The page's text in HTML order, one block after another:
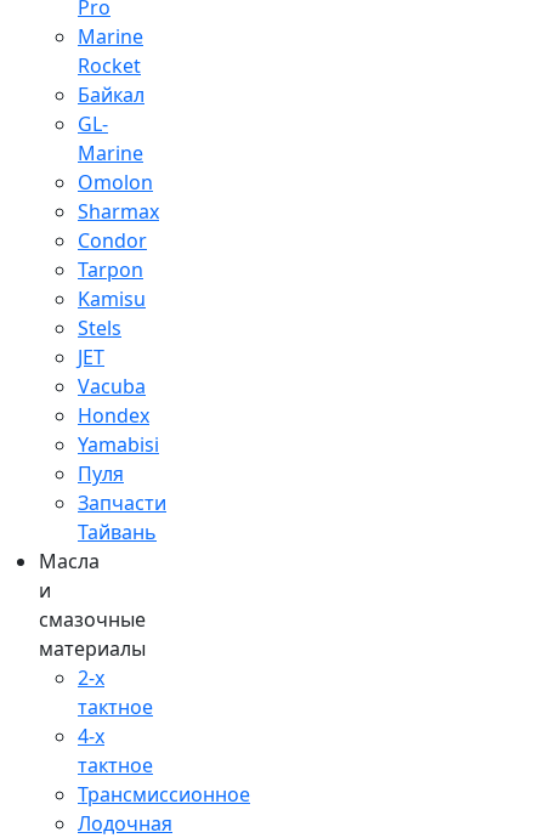
Pro
Marine
Rocket
Байкал
GL-
Marine
Omolon
Sharmax
Condor
Tarpon
Kamisu
Stels
JET
Vacuba
Hondex
Yamabisi
Пуля
Запчасти
Тайвань
Масла
и
смазочные
материалы
2-х
тактное
4-х
тактное
Трансмиссионное
Лодочная